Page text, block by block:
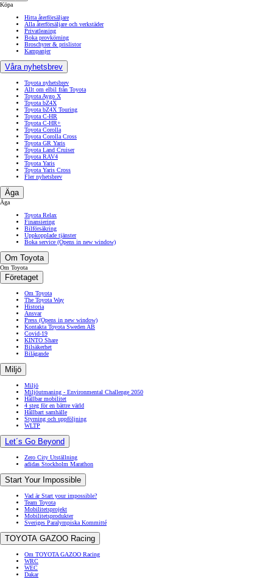
Köpa
Hitta återförsäljare
Alla återförsäljare och verkstäder
Privatleasing
Boka provkörning
Broschyrer & prislistor
Kampanjer
Våra nyhetsbrev
Toyota nyhetsbrev
Allt om elbil från Toyota
Toyota Aygo X
Toyota bZ4X
Toyota bZ4X Touring
Toyota C-HR
Toyota C-HR+
Toyota Corolla
Toyota Corolla Cross
Toyota GR Yaris
Toyota Land Cruiser
Toyota RAV4
Toyota Yaris
Toyota Yaris Cross
Fler nyhetsbrev
Äga
Äga
Toyota Relax
Finansiering
Bilförsäkring
Uppkopplade tjänster
Boka service (Opens in new window)
Om Toyota
Om Toyota
Företaget
Om Toyota
The Toyota Way
Historia
Ansvar
Press (Opens in new window)
Kontakta Toyota Sweden AB
Covid-19
KINTO Share
Bilsäkerhet
Bilägande
Miljö
Miljö
Miljöutmaning - Environmental Challenge 2050
Hållbar mobilitet
4 steg för en bättre värld
Hållbart samhälle
Styrning och uppföljning
WLTP
Let´s Go Beyond
Zero City Utställning
adidas Stockholm Marathon
Start Your Impossible
Vad är Start your impossible?
Team Toyota
Mobilitetsprojekt
Mobilitetsprodukter
Sveriges Paralympiska Kommitté
TOYOTA GAZOO Racing
Om TOYOTA GAZOO Racing
WRC
WEC
Dakar